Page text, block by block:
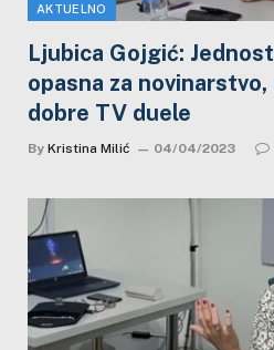
AKTUELNO
Ljubica Gojgić:
opasna za novinarstvo,
dobre TV duele
By Kristina Milić 04/04/2023